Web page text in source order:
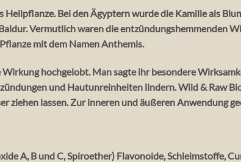
Heilpflanze. Bei den Ägyptern wurde dieKamilleals
Vermutlich waren die entzündungshemmenden
mit dem Namen Anthemis.
hochgelobt. Man sagte ihr besondere
und Hautunreinheiten lindern. Wild & Raw
ziehen lassen. Zur inneren und äußeren Anwendung
A, B und C, Spiroether) Flavonoide, Schleimstoffe,